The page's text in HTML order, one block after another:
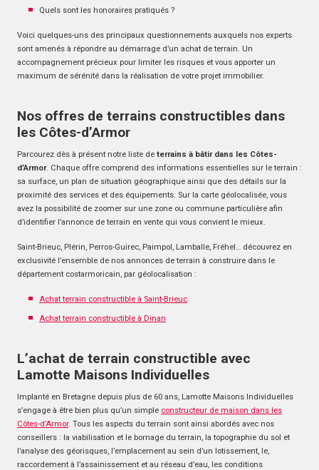
Quels sont les honoraires pratiqués ?
Voici quelques-uns des principaux questionnements auxquels nos experts
sont amenés à répondre au démarrage d’un achat de terrain. Un
accompagnement précieux pour limiter les risques et vous apporter un
maximum de sérénité dans la réalisation de votre projet immobilier.
Nos offres de terrains constructibles dans
les Côtes-d’Armor
Parcourez dès à présent notre liste de terrains à bâtir dans les Côtes-
d’Armor. Chaque offre comprend des informations essentielles sur le terrain :
sa surface, un plan de situation géographique ainsi que des détails sur la
proximité des services et des équipements. Sur la carte géolocalisée, vous
avez la possibilité de zoomer sur une zone ou commune particulière afin
d’identifier l’annonce de terrain en vente qui vous convient le mieux.
Saint-Brieuc, Plérin, Perros-Guirec, Paimpol, Lamballe, Fréhel… découvrez en
exclusivité l’ensemble de nos annonces de terrain à construire dans le
département costarmoricain, par géolocalisation :
Achat terrain constructible à Saint-Brieuc
Achat terrain constructible à Dinan
L’achat de terrain constructible avec
Lamotte Maisons Individuelles
Implanté en Bretagne depuis plus de 60 ans, Lamotte Maisons Individuelles
s’engage à être bien plus qu’un simple constructeur de maison dans les
Côtes-d’Armor. Tous les aspects du terrain sont ainsi abordés avec nos
conseillers : la viabilisation et le bornage du terrain, la topographie du sol et
l’analyse des géorisques, l’emplacement au sein d’un lotissement, le,
raccordement à l’assainissement et au réseau d’eau, les conditions